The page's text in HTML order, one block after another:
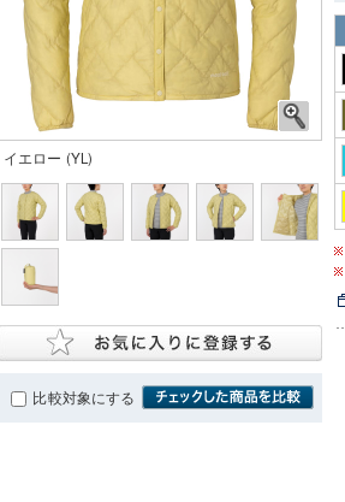
イエロー (YL)
比較対象にする